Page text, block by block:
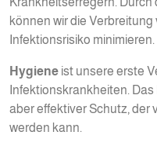
können wir die
Infektionsrisiko minimieren.
Hygiene ist unsere erste
Infektionskrankheiten.
aber effektiver Schutz, der
werden kann.